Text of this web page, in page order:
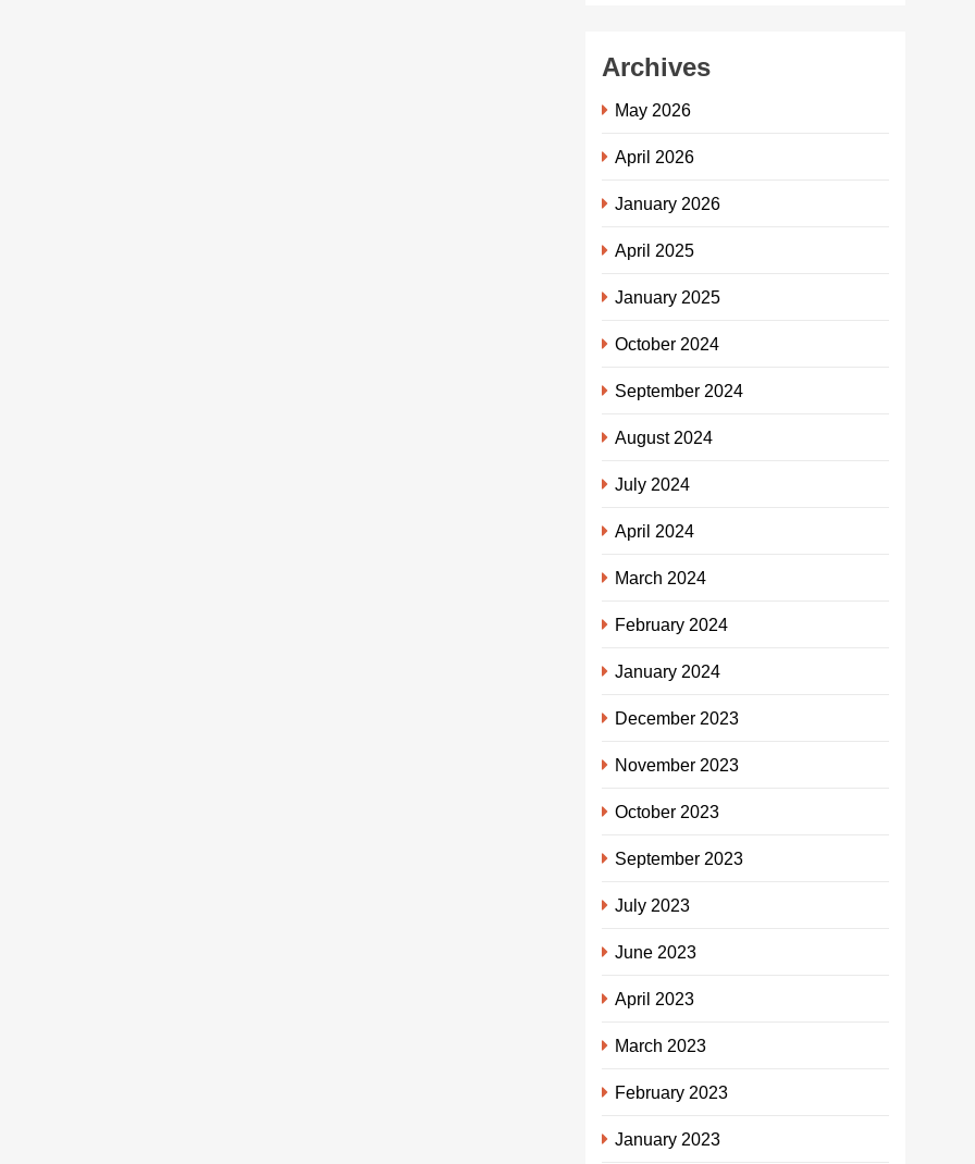
Archives
May 2026
April 2026
January 2026
April 2025
January 2025
October 2024
September 2024
August 2024
July 2024
April 2024
March 2024
February 2024
January 2024
December 2023
November 2023
October 2023
September 2023
July 2023
June 2023
April 2023
March 2023
February 2023
January 2023